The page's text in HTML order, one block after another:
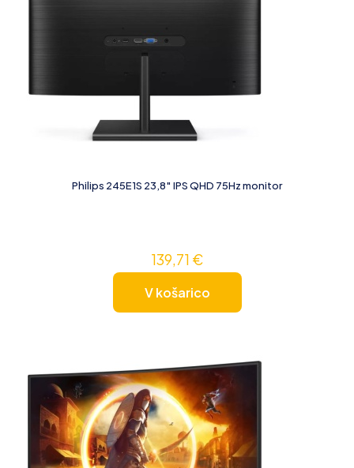
Philips 245E1S 23,8″ IPS QHD 75Hz monitor
139,71 €
V košarico